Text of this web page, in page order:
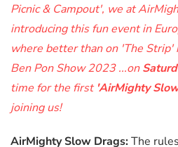
Picnic & Campout', we at
introducing this fun event in
where better than on 'The Strip'
Ben Pon Show 2023 ...on
time for the first 'AirMighty
joining us!
AirMighty Slow Drags:The